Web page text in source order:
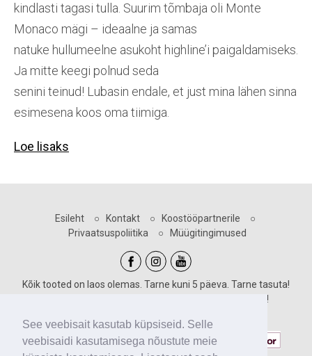
See veebisait kasutab küpsiseid. Selle
veebisaidi kasutamisega nõustute meie
kindlasti tagasi tulla. Suurim tõmbaja oli Monte
Monaco mägi – ideaalne ja samas
natuke hullumeelne asukoht highline’i paigaldamiseks.
Ja mitte keegi polnud seda
senini teinud! Lubasin endale, et just mina lähen sinna
esimesena koos oma tiimiga.
Loe lisaks
Esileht○ Kontakt○ Koostööpartnerile ○
Privaatsuspoliitika
○ Müügitingimused
Kõik tooted on laos olemas. Tarne kuni 5 päeva. Tarne tasuta!
Sooduskoodid kehtivad vastava märgiga toodetele!
Maksevõimalused: